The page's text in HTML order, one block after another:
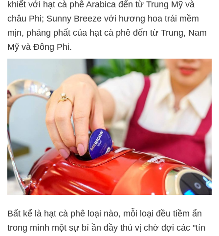
khiết với hạt cà phê Arabica đến từ Trung Mỹ và
châu Phi; Sunny Breeze với hương hoa trái mềm
mịn, phảng phất của hạt cà phê đến từ Trung, Nam
Mỹ và Đông Phi.
Bất kể là hạt cà phê loại nào, mỗi loại đều tiềm ẩn
trong mình một sự bí ần đầy thú vị chờ đợi các "tín